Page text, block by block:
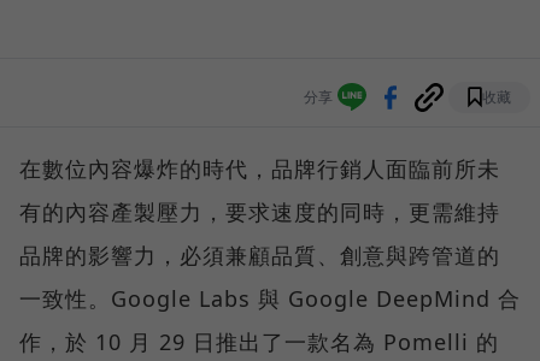
分享 收藏
在數位內容爆炸的時代，品牌行銷人面臨前所未
有的內容產製壓力，要求速度的同時，更需維持
品牌的影響力，必須兼顧品質、創意與跨管道的
一致性。Google Labs 與 Google DeepMind 合
作，於 10 月 29 日推出了一款名為 Pomelli 的